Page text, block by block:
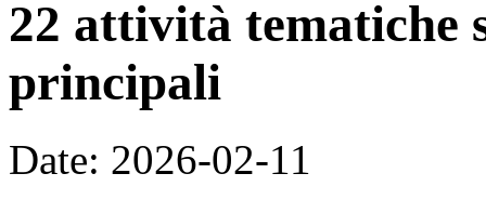
22 attività tematiche
principali
Date: 2026-02-11